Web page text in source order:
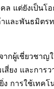
ล แต่ยังเป็นโ
และพันธมิตร
กผู้เชี่ยวชาญ
ยง และการว
ง การใช้เทค